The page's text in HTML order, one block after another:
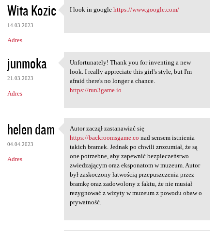
Wita Kozic
14.03.2023
Adres
I look in google https://www
I look in google https://www.google.com/
junmoka
21.03.2023
Adres
Unfortunately! Thank you for
Unfortunately! Thank you for inventing a new
look. I really appreciate this girl's style, but I'm
afraid there's no longer a chance.
https://run3game.io
helen dam
04.04.2023
Adres
Autor zaczął zastanawiać się
Autor zaczął zastanawiać się
https://backroomsgame.co nad sensem istnienia
takich bramek. Jednak po chwili zrozumiał, że są
one potrzebne, aby zapewnić bezpieczeństwo
zwiedzającym oraz eksponatom w muzeum. Autor
był zaskoczony łatwością przepuszczenia przez
bramkę oraz zadowolony z faktu, że nie musiał
rezygnować z wizyty w muzeum z powodu obaw o
prywatność.